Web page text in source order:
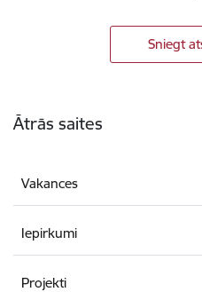
Sniegt
Ātrās saites
Vakances
Iepirkumi
Projekti